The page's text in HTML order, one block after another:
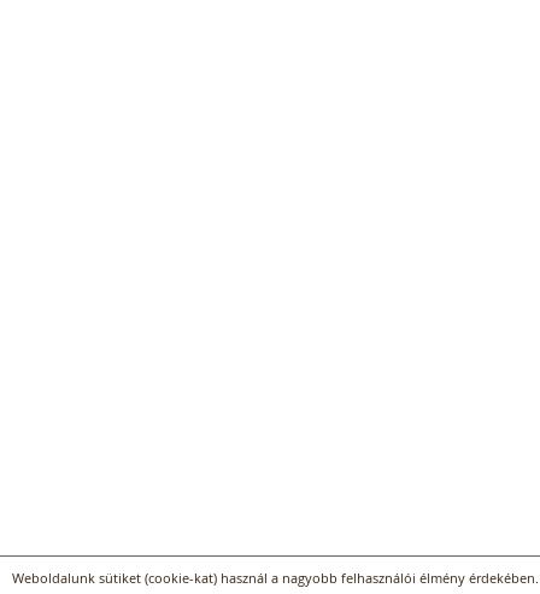
Weboldalunk sütiket (cookie-kat) használ a nagyobb felhasználói élmény